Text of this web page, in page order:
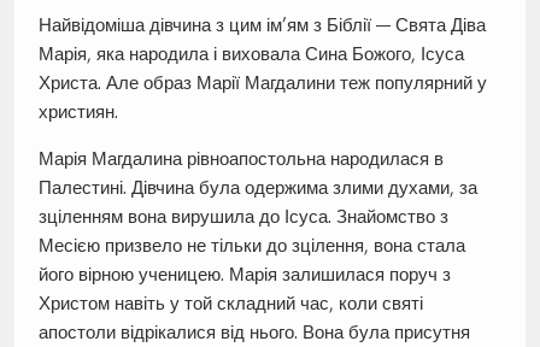
Найвідоміша дівчина з цим ім’ям з Біблії — Свята Діва
Марія, яка народила і виховала Сина Божого, Ісуса
Христа. Але образ Марії Магдалини теж популярний у
християн.
Марія Магдалина рівноапостольна народилася в
Палестині. Дівчина була одержима злими духами, за
зціленням вона вирушила до Ісуса. Знайомство з
Месією призвело не тільки до зцілення, вона стала
його вірною ученицею. Марія залишилася поруч з
Христом навіть у той складний час, коли святі
апостоли відрікалися від нього. Вона була присутня